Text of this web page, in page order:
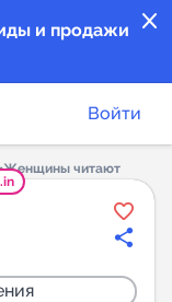
close
и продажи
Войти
Женщины читают